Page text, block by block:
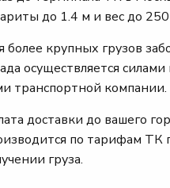
до 1.4 м и вес до 250
более крупных грузов
осуществляется
транспортной компании.
доставки до вашего
по тарифам ТК
груза.